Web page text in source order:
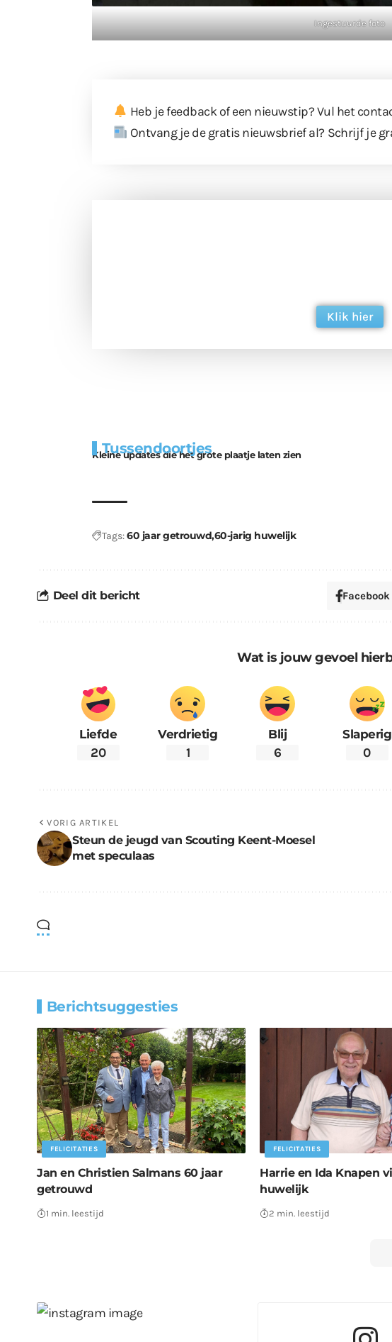
Ingestuurde foto
Heb je feedback of een nieuwstip? Vul het
Ontvang je de gratis nieuwsbrief al? Schrijf je
Klik hier
Tussendoortjes
Kleine updates die het grote plaatje laten zien
bouwmateriaal voor
kabouters
uitdaging
Tags:60 jaar getrouwd60-jarig huwelijk
Deel dit bericht Facebook
Wat is jouw gevoel
Liefde
20
Verdrietig
1
Blij
6
Slaperig
0
VORIG ARTIKEL
Steun de jeugd van Scouting Keent-Moesel
met speculaas
Berichtsuggesties
FELICITATIES
Jan en Christien Salmans 60 jaar
getrouwd
1 min. leestijd
FELICITATIES
Harrie en Ida Knapen
huwelijk
2 min. leestijd